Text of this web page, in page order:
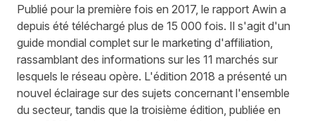
Publié pour la première fois en 2017, le rapport Awin a
depuis été téléchargé plus de 15 000 fois. Il s'agit d'un
guide mondial complet sur le marketing d'affiliation,
rassamblant des informations sur les 11 marchés sur
lesquels le réseau opère. L'édition 2018 a présenté un
nouvel éclairage sur des sujets concernant l'ensemble
du secteur, tandis que la troisième édition, publiée en